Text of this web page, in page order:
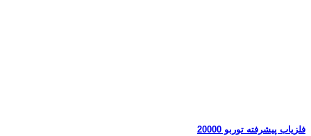
فلزیاب پیشرفته توربو 20000